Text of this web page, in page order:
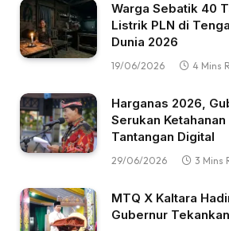
Warga Sebatik 40
Listrik PLN di
Dunia 2026
19/06/2026 4 Mins
Harganas 2026,
Serukan
Tantangan Digital
29/06/2026 3 Mins
MTQ X Kaltara
Gubernur